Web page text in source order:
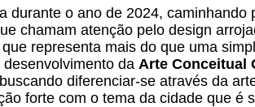
durante o ano de 2024,
chamam atenção pelo design
representa mais do que uma
da Arte Conceitual
diferenciar-se através da
forte com o tema da cidade que é